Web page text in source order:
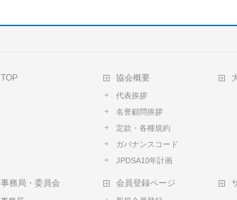
TOP 協会概要
代表挨拶
名誉顧問挨拶
定款・各種規約
ガバナンスコード
JPDSA10年計画
事務局・委員会 会員登録ページ